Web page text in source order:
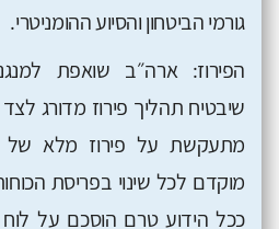
גורמי הביטחון והסיוע ההומניטרי.
הפירוז: ארה״ב שואפת
שיבטיח תהליך פירוז מדורג
מתעקשת על פירוז מלא של
מוקדם לכל שינוי בפריסת
ככל הידוע טרם הוסכם על